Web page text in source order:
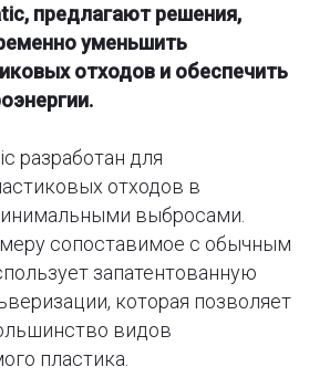
предлагают решения,
уменьшить
отходов и обеспечить
разработан для
отходов в
выбросами.
сопоставимое с обычным
запатентованную
которая позволяет
видов
пластика.